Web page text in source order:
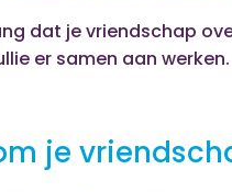
dat je vriendschap
er samen aan werken.
je